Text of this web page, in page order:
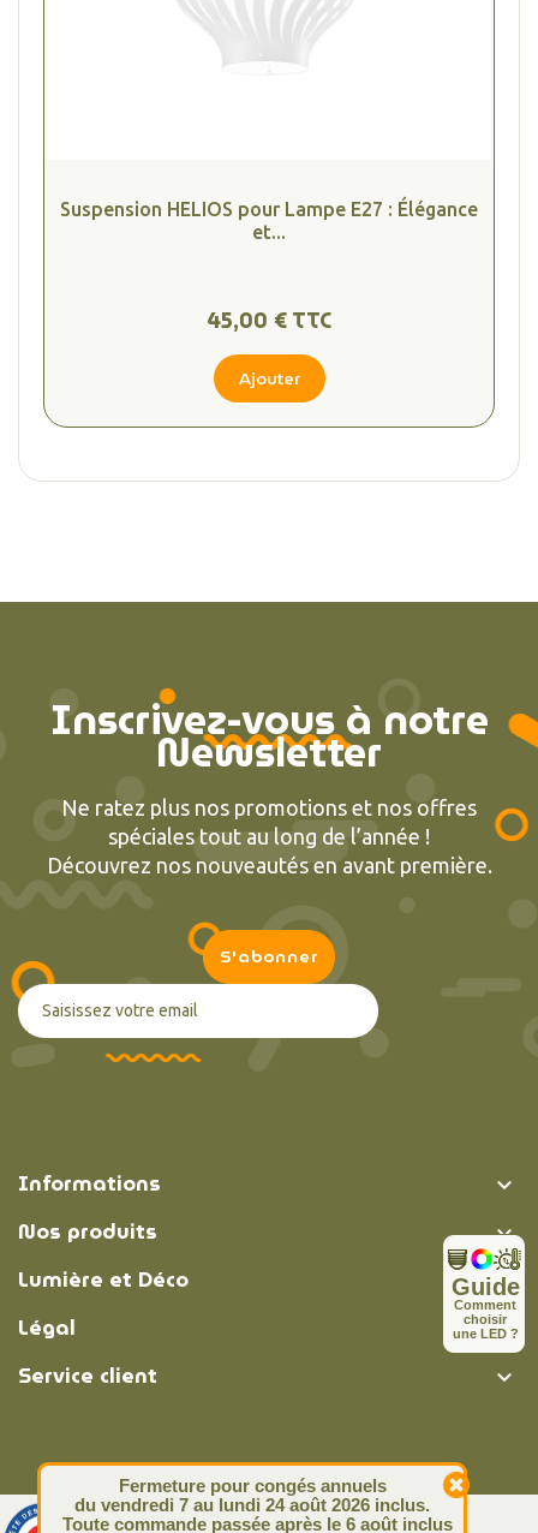
Suspension HELIOS pour Lampe E27 : Élégance
et...
45,00 € TTC
Ajouter
Inscrivez-vous à notre
Newsletter
Ne ratez plus nos promotions et nos offres
spéciales tout au long de l’année !
Découvrez nos nouveautés en avant première.
Informations 
Nos produits 
Lumière et Déco 
Légal 
Service client 
Comment
choisir
une LED ?
Guide
Fermeture pour congés annuels
du vendredi 7 au lundi 24 août 2026 inclus.
Toute commande passée après le 6 août inclus